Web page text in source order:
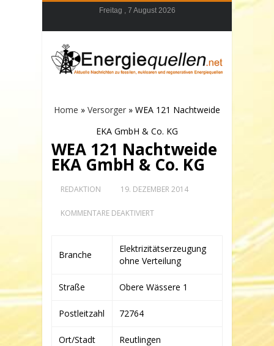
Freitag , 7 August 2026
Home » Versorger » WEA 121 Nachtweide
EKA GmbH & Co. KG
WEA 121 Nachtweide
EKA GmbH & Co. KG
REDAKTION 19. DEZEMBER 2014
KOMMENTARE DEAKTIVIERTFÜR
EKA
GMBH
KG
Branche
Elektrizitätserzeugung
ohne Verteilung
Straße Obere Wässere 1
Postleitzahl 72764
Ort/Stadt Reutlingen